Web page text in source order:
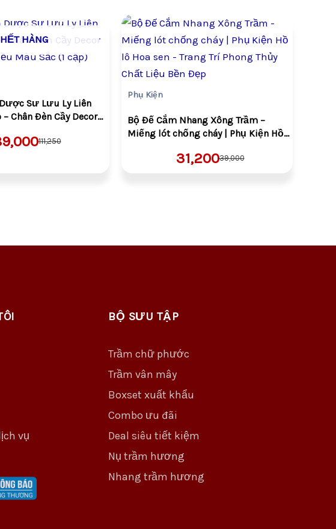
HẾT HÀNG
Sư Lưu Ly Liên
– Chân Đèn Cầy Decor
111,250
Giá
gốc
VND111,250.
Giá
hiện
là:
Phụ Kiện
Bộ Đế Cắm Nhang Xông Trầm –
Miếng lót chống cháy | Phụ Kiện Hồ
Chất Liệu Bền Đẹp
39,000
Giá
gốc
là:
VND39,000.
31,200
Giá
hiện
tại
là:
vụ
BỘ SƯU TẬP
Trầm chữ phước
Trầm vân mây
Boxset xuất khẩu
Combo ưu đãi
Deal siêu tiết kiệm
Nụ trầm hương
Nhang trầm hương